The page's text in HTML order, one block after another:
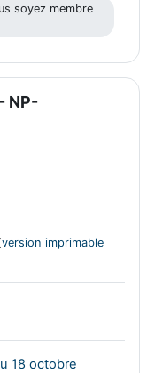
soyez membre
NP-
version imprimable
18 octobre